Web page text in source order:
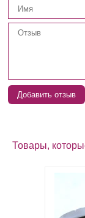
Добавить отзыв
Товары,